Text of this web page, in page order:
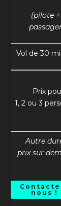
(pilote +
Vol de 30
Prix
1, 2 ou 3
Autre
prix sur
nous !